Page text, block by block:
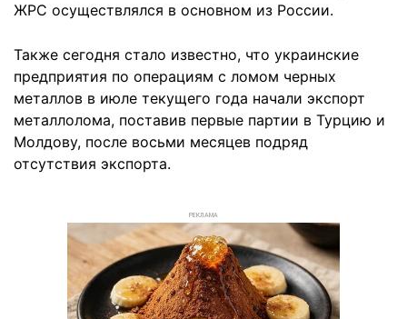
ЖРС осуществлялся в основном из России.
Также сегодня стало известно, что украинские
предприятия по операциям с ломом черных
металлов в июле текущего года начали экспорт
металлолома, поставив первые партии в Турцию и
Молдову, после восьми месяцев подряд
отсутствия экспорта.
РЕКЛАМА